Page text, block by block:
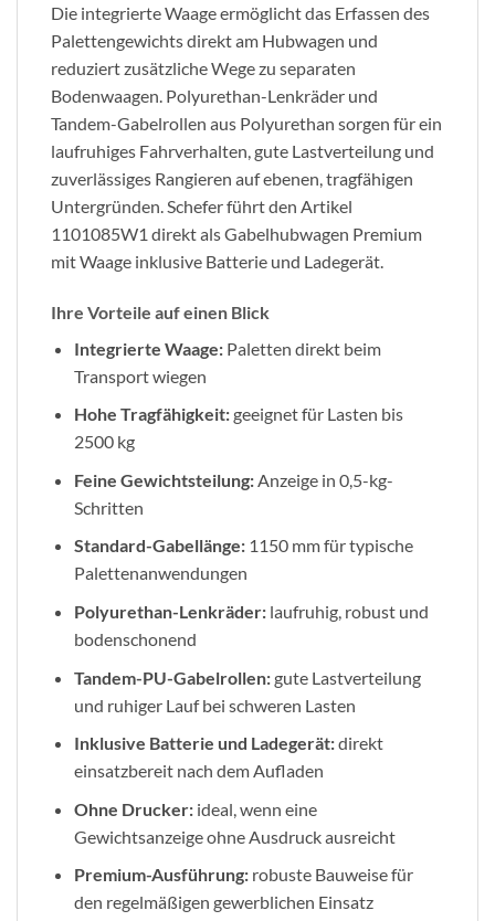
Die integrierte Waage ermöglicht das Erfassen des
Palettengewichts direkt am Hubwagen und
reduziert zusätzliche Wege zu separaten
Bodenwaagen. Polyurethan-Lenkräder und
Tandem-Gabelrollen aus Polyurethan sorgen für ein
laufruhiges Fahrverhalten, gute Lastverteilung und
zuverlässiges Rangieren auf ebenen, tragfähigen
Untergründen. Schefer führt den Artikel
1101085W1 direkt als Gabelhubwagen Premium
mit Waage inklusive Batterie und Ladegerät.
Ihre Vorteile auf einen Blick
Integrierte Waage:Paletten direkt beim
Transport wiegen
Hohe Tragfähigkeit:geeignet für Lasten bis
2500 kg
Feine Gewichtsteilung:Anzeige in 0,5-kg-
Schritten
Standard-Gabellänge:1150 mm für typische
Palettenanwendungen
Polyurethan-Lenkräder:laufruhig, robust und
bodenschonend
Tandem-PU-Gabelrollen:gute Lastverteilung
und ruhiger Lauf bei schweren Lasten
Inklusive Batterie und Ladegerät:direkt
einsatzbereit nach dem Aufladen
Ohne Drucker:ideal, wenn eine
Gewichtsanzeige ohne Ausdruck ausreicht
Premium-Ausführung:robuste Bauweise für
den regelmäßigen gewerblichen Einsatz